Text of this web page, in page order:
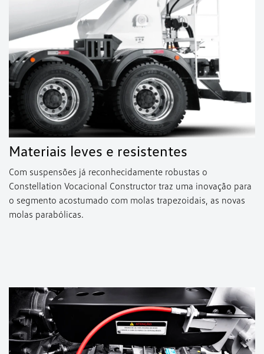
Materiais leves e resistentes
Com suspensões já reconhecidamente robustas o
Constellation Vocacional Constructor traz uma inovação para
o segmento acostumado com molas trapezoidais, as novas
molas parabólicas.